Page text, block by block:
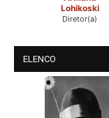
Lohikoski
Diretor(a)
ELENCO